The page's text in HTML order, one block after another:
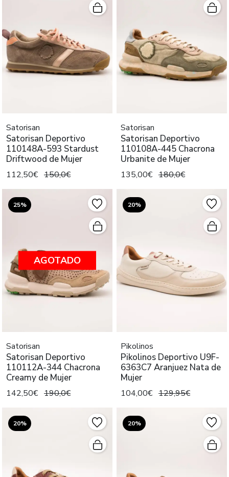
Satorisan
Satorisan Deportivo
110148A-593 Stardust
Driftwood de Mujer
112,50€ 150,0€
Satorisan
Satorisan Deportivo
110108A-445 Chacrona
Urbanite de Mujer
135,00€ 180,0€
25%
AGOTADO
Satorisan
Satorisan Deportivo
110112A-344 Chacrona
Creamy de Mujer
142,50€ 190,0€
20%
Pikolinos
Pikolinos Deportivo U9F-
6363C7 Aranjuez Nata de
Mujer
104,00€ 129,95€
20% 20%